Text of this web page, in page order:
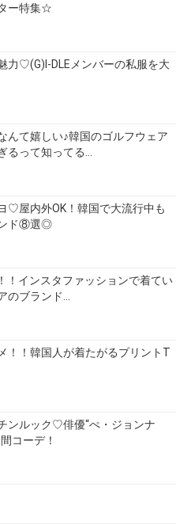
ー特集☆
力♡(G)I-DLEメンバーの私服を大
んて嬉しい♪韓国のゴルフウェア
るって知ってる…
♡屋内外OK！韓国で大流行中も
ンド⑧選◎
！インスタファッションで着てい
のブランド…
！！韓国人が着たがるプリントT
ンルック♡俳優“ぺ・ジョンナ
コーデ！